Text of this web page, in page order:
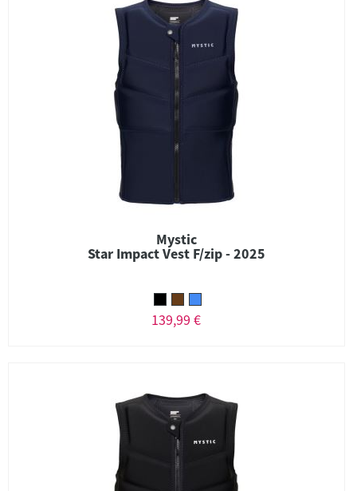
Mystic
Star Impact Vest F/zip - 2025
139,99 €